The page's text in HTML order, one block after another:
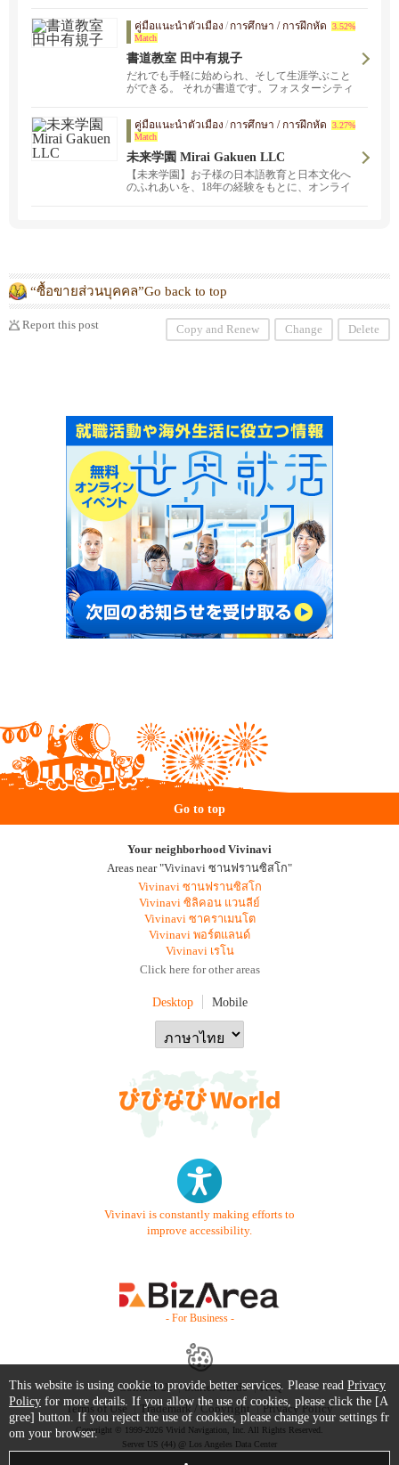
คู่มือแนะนำตัวเมือง / การศึกษา / การฝึกหัด
3.52%
Match
書道教室 田中有規子
だれでも手軽に始められ、そして生涯学ぶこと
ができる。 それが書道です。フォスターシティ
คู่มือแนะนำตัวเมือง / การศึกษา / การฝึกหัด
3.27%
Match
未来学園 Mirai Gakuen LLC
【未来学園】お子様の日本語教育と日本文化へ
のふれあいを、18年の経験をもとに、オンライ
“ซื้อขายส่วนบุคคล”Go back to top
Report this post Copy and Renew Change Delete
Go to top
Your neighborhood Vivinavi
Areas near "Vivinavi ซานฟรานซิสโก"
Vivinavi ซานฟรานซิสโก
Vivinavi ซิลิคอน แวนลีย์
Vivinavi ซาคราเมนโต
Vivinavi พอร์ตแลนด์
Vivinavi เรโน
Click here for other areas
Desktop Mobile
Vivinavi is constantly making efforts to
improve accessibility.
- For Business -
Contact Us Starter Guide
FAQ
Terms of Use
Trademark / Copyright Privacy Policy
Copyright © 1999-2026 Vivid Navigation, Inc. All Rights Reserved.
Server US (44) @ Los Angeles Data Center
This website is using cookie to provide better services. Please read Privacy
Policy for more details. If you allow the use of cookies, please click the [A
gree] button. If you reject the use of cookies, please change your settings fr
om your browser.